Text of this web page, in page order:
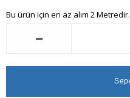
Sipariş Ekle Listeme
İndirimli Fiyat Gelince
Bu ürün için en az alım 2 Metredir.